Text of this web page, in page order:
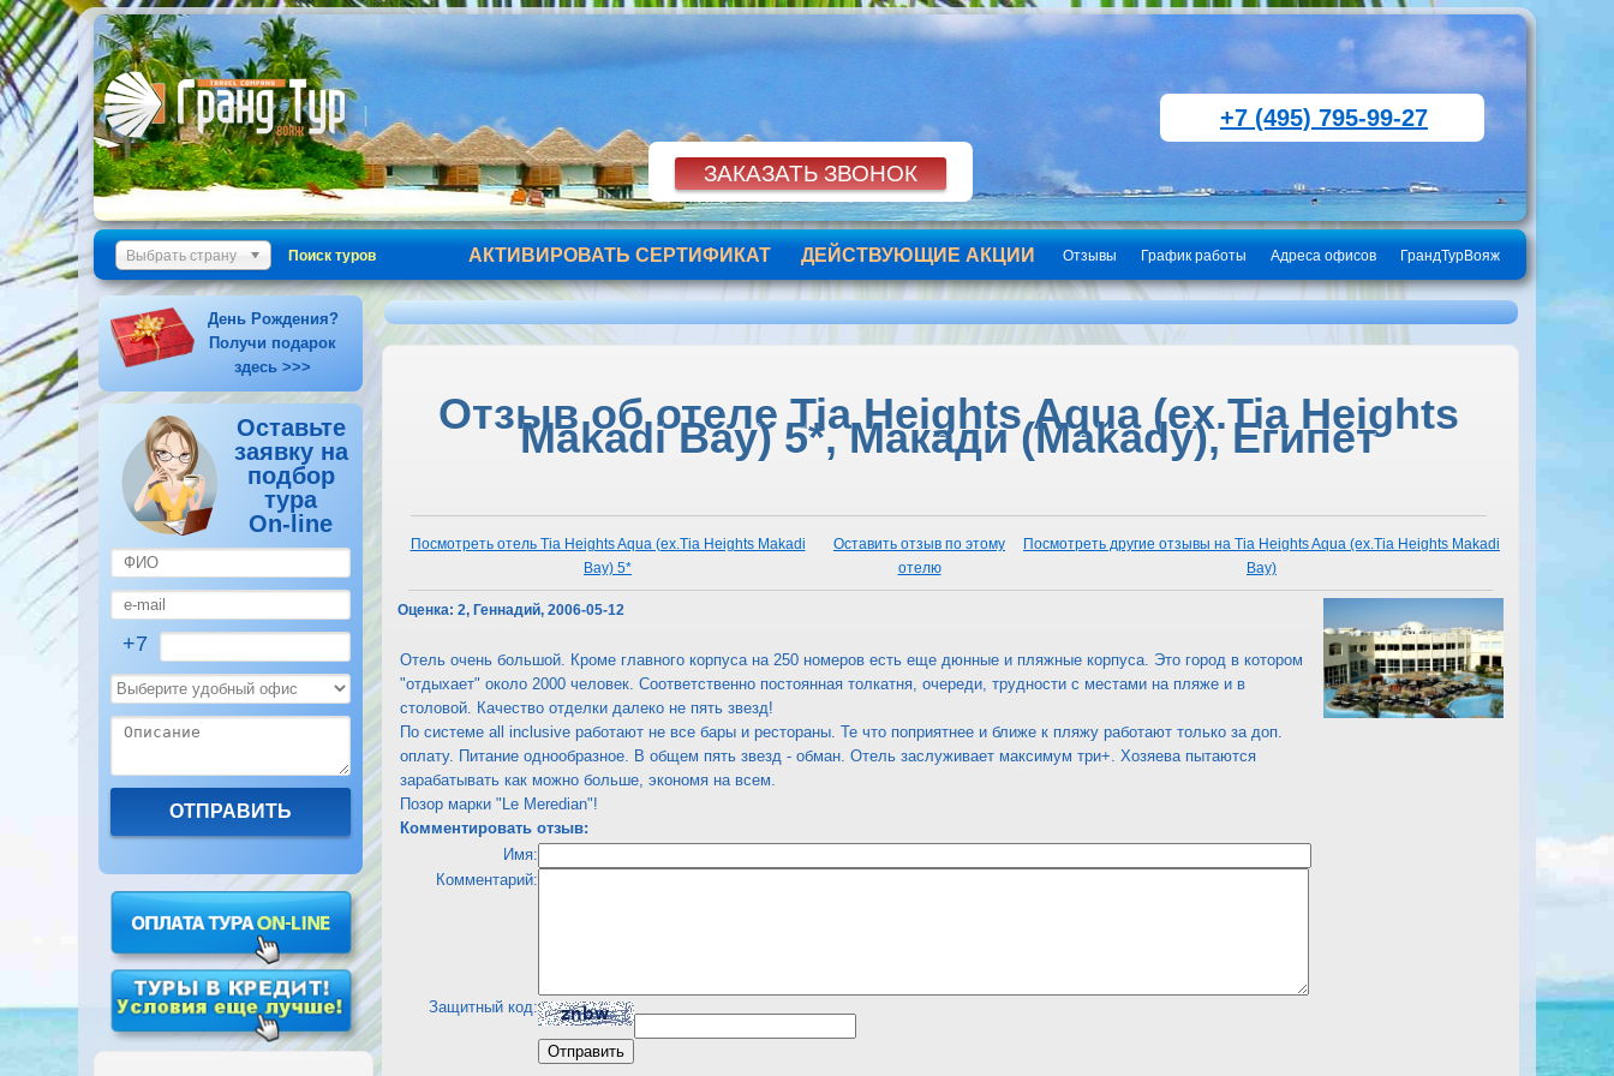
+7 (495) 795-99-27
Выбрать страну Поиск туров ГрандТурВояж
Адреса офисов
График работы
Отзывы
ДЕЙСТВУЮЩИЕ АКЦИИ
АКТИВИРОВАТЬ СЕРТИФИКАТ
День Рождения?
Получи подарок
здесь >>>
Оставьте
заявку на
подбор
тура
On-line
+7
Отзыв об отеле Tia Heights Aqua (ex.Tia Heights
Makadi Bay) 5*, Макади (Makady), Египет
Посмотреть отель Tia Heights Aqua (ex.Tia Heights Makadi
Bay) 5*
Оставить отзыв по этому
отелю
Посмотреть другие отзывы на Tia Heights Aqua (ex.Tia Heights Makadi
Bay)
Оценка: 2, Геннадий, 2006-05-12
Отель очень большой. Кроме главного корпуса на 250 номеров есть еще дюнные и пляжные корпуса. Это город в котором
"отдыхает" около 2000 человек. Соответственно постоянная толкатня, очереди, трудности с местами на пляже и в
столовой. Качество отделки далеко не пять звезд!
По системе all inclusive работают не все бары и рестораны. Те что поприятнее и ближе к пляжу работают только за доп.
оплату. Питание однообразное. В общем пять звезд - обман. Отель заслуживает максимум три+. Хозяева пытаются
зарабатывать как можно больше, экономя на всем.
Позор марки "Le Meredian"!
Комментировать отзыв:
Имя:
Комментарий:
Защитный код: